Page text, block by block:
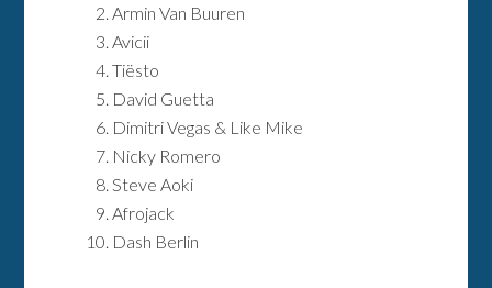
Armin Van Buuren
Avicii
Tiësto
David Guetta
Dimitri Vegas & Like Mike
Nicky Romero
Steve Aoki
Afrojack
Dash Berlin